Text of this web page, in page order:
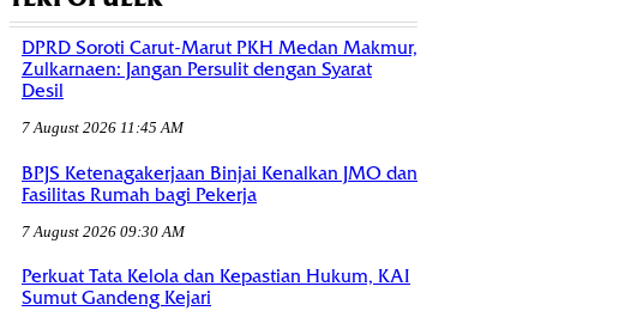
DPRD Soroti Carut-Marut PKH Medan Makmur,
Zulkarnaen: Jangan Persulit dengan Syarat
Desil
7 August 2026 11:45 AM
BPJS Ketenagakerjaan Binjai Kenalkan JMO dan
Fasilitas Rumah bagi Pekerja
7 August 2026 09:30 AM
Perkuat Tata Kelola dan Kepastian Hukum, KAI
Sumut Gandeng Kejari